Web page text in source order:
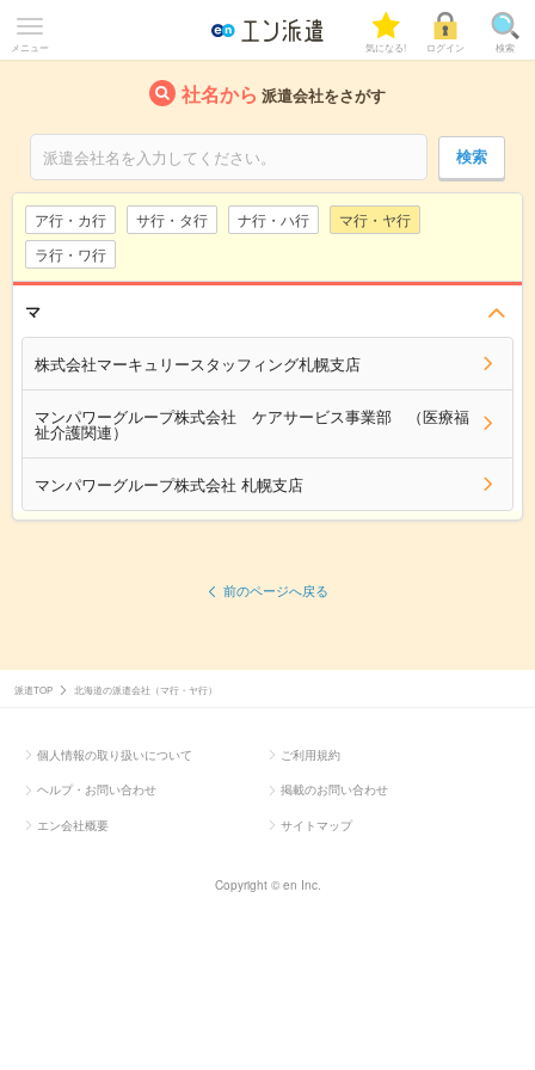
メニュー 気になる! ログイン 検索
社名から 派遣会社をさがす
ア行・カ行 サ行・タ行 ナ行・ハ行
マ行・ヤ行
ラ行・ワ行
マ
株式会社マーキュリースタッフィング札幌支店
マンパワーグループ株式会社 ケアサービス事業部 （医療福
祉介護関連）
マンパワーグループ株式会社 札幌支店
前のページへ戻る
派遣TOP 北海道の派遣会社（マ行・ヤ行）
個人情報の取り扱いについて ご利用規約
ヘルプ・お問い合わせ 掲載のお問い合わせ
エン会社概要 サイトマップ
Copyright © en Inc.